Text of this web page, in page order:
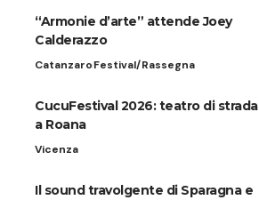
“Armonie d’arte” attende Joey
Calderazzo
CatanzaroFestival/Rassegna
CucuFestival 2026: teatro di strada
a Roana
Vicenza
Il sound travolgente di Sparagna e